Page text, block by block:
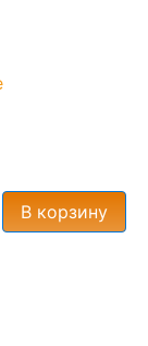
В корзину